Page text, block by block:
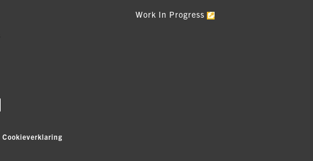
Work In Progress
Cookieverklaring